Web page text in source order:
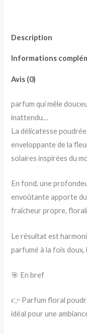
Description
Informations
Avis (0)
parfum qui mêle
inattendu…
La délicatesse
enveloppante de la
solaires inspirées du
En fond, une
envoûtante apporte
fraîcheur propre,
Le résultat est
parfumé à la fois doux,
🎯 En bref
👉 Parfum floral
idéal pour une